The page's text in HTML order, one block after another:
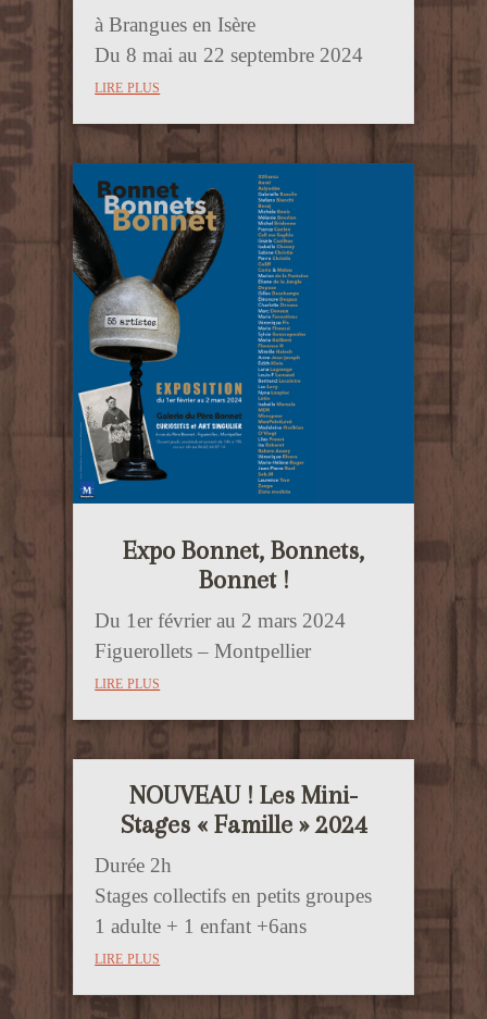
à Brangues en Isère
Du 8 mai au 22 septembre 2024
lire plus
Expo Bonnet, Bonnets,
Bonnet !
Du 1er février au 2 mars 2024
Figuerollets – Montpellier
lire plus
NOUVEAU ! Les Mini-
Stages « Famille » 2024
Durée 2h
Stages collectifs en petits groupes
1 adulte + 1 enfant +6ans
lire plus